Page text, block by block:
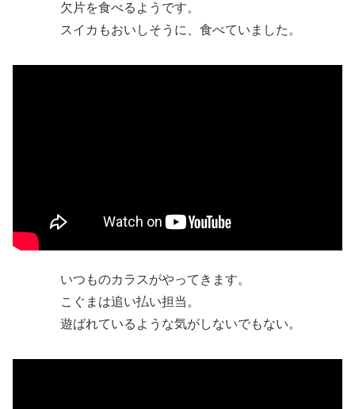
欠片を食べるようです。
スイカもおいしそうに、食べていました。
いつものカラスがやってきます。
こぐまは追い払い担当。
遊ばれているような気がしないでもない。